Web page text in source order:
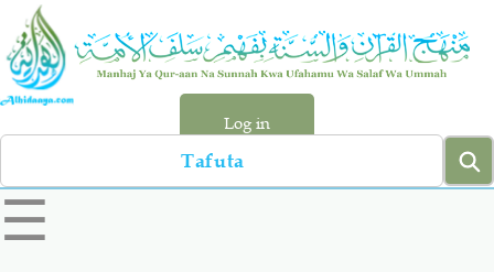
Skip
main
content
Log in
Search
left
sidebar
☰